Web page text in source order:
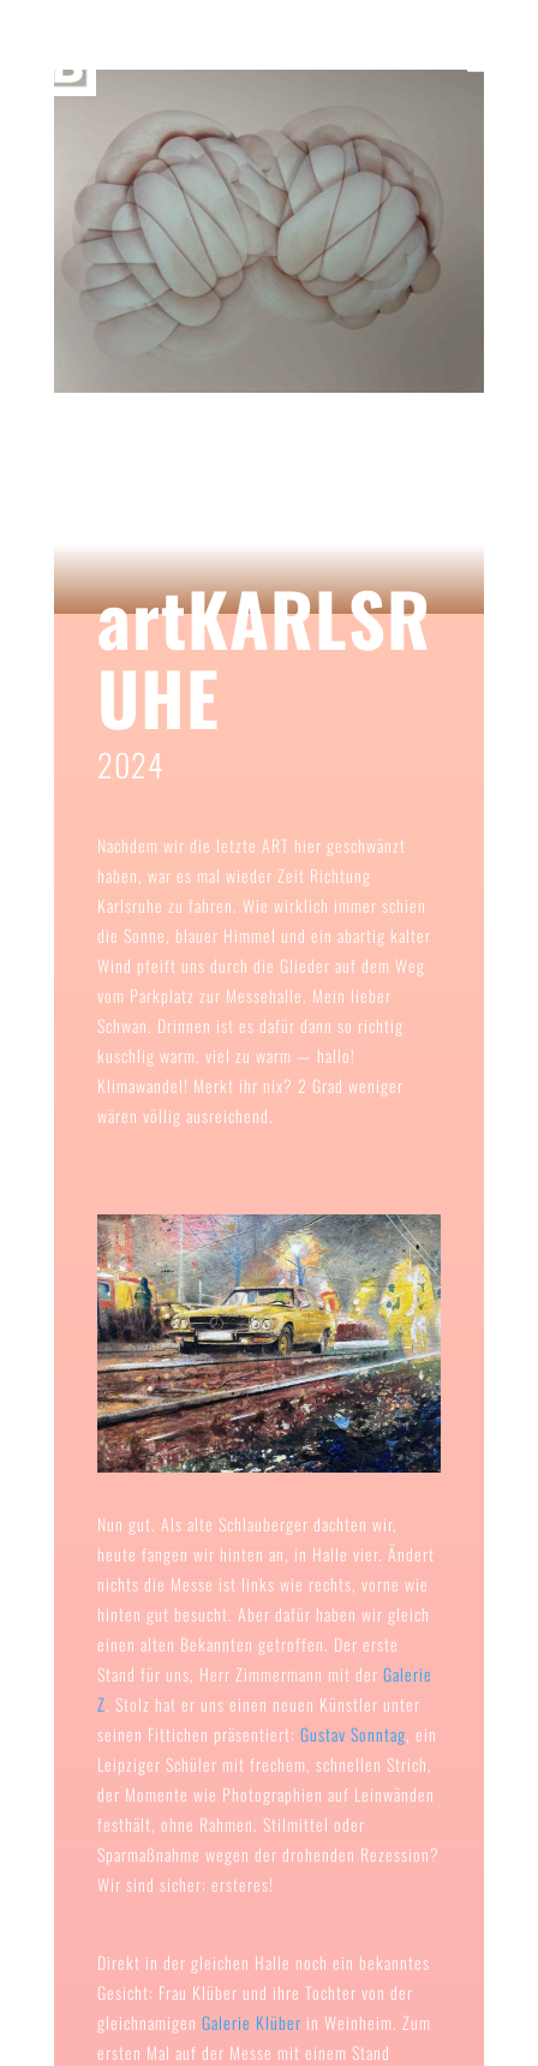
artKARLSR
UHE
2024
Nachdem wir die letzte ART hier geschwänzt
haben, war es mal wieder Zeit Richtung
Karlsruhe zu fahren. Wie wirklich immer schien
die Sonne, blauer Himmel und ein abartig kalter
Wind pfeift uns durch die Glieder auf dem Weg
vom Parkplatz zur Messehalle. Mein lieber
Schwan. Drinnen ist es dafür dann so richtig
kuschlig warm, viel zu warm — hallo!
Klimawandel! Merkt ihr nix? 2 Grad weniger
wären völlig ausreichend.
Nun gut. Als alte Schlauberger dachten wir,
heute fangen wir hinten an, in Halle vier. Ändert
nichts die Messe ist links wie rechts, vorne wie
hinten gut besucht. Aber dafür haben wir gleich
einen alten Bekannten getroffen. Der erste
Stand für uns, Herr Zimmermann mit der Galerie
Z. Stolz hat er uns einen neuen Künstler unter
seinen Fittichen präsentiert: Gustav Sonntag, ein
Leipziger Schüler mit frechem, schnellen Strich,
der Momente wie Photographien auf Leinwänden
festhält, ohne Rahmen. Stilmittel oder
Sparmaßnahme wegen der drohenden Rezession?
Wir sind sicher: ersteres!
Direkt in der gleichen Halle noch ein bekanntes
Gesicht: Frau Klüber und ihre Tochter von der
gleichnamigen Galerie Klüber in Weinheim. Zum
ersten Mal auf der Messe mit einem Stand